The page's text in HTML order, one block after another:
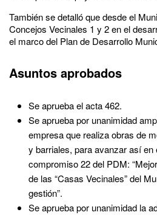
También se detalló que desde el
Concejos Vecinales 1 y 2 en el
el marco del Plan de Desarrollo
Asuntos aprobados
Se aprueba el acta 462.
Se aprueba por unanimidad
empresa que realiza obras de
y barriales, para avanzar así en
compromiso 22 del PDM:
de las “Casas Vecinales” del
gestión”.
Se aprueba por unanimidad la